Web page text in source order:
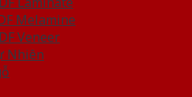
Melamine
Veneer
Nhiên